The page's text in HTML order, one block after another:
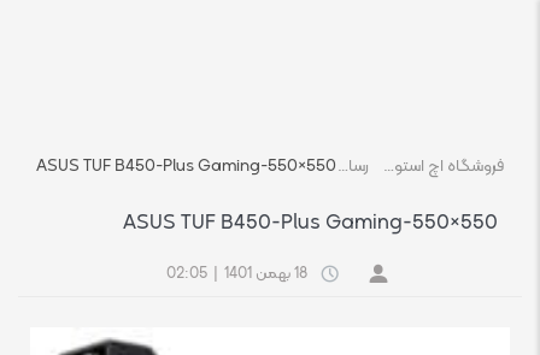
فروشگاه اچ استوک بازار انلاین تجهیزات کامپیوتر استوک رسانهASUS TUF B450-Plus Gaming-550×550
ASUS TUF B450-Plus Gaming-550×550
18 بهمن 1401 02:05